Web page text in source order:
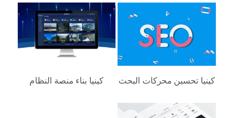
كينيا‎ تحسين محركات البحث كينيا‎ بناء منصة النظام